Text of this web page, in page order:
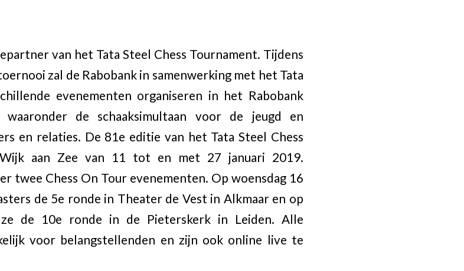
van het Tata Steel Chess Tournament. Tijdens
zal de Rabobank in samenwerking met het Tata
evenementen organiseren in het Rabobank
waaronder de schaaksimultaan voor de jeugd en
en relaties. De 81e editie van het Tata Steel Chess
aan Zee van 11 tot en met 27 januari 2019.
twee Chess On Tour evenementen. Op woensdag 16
de 5e ronde in Theater de Vest in Alkmaar en op
de 10e ronde in de Pieterskerk in Leiden. Alle
voor belangstellenden en zijn ook online live te